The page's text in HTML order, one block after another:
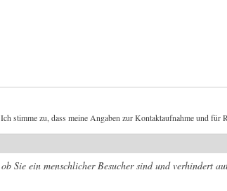
stimme zu, dass meine Angaben zur Kontaktaufnahme und für
Sie ein menschlicher Besucher sind und verhindert